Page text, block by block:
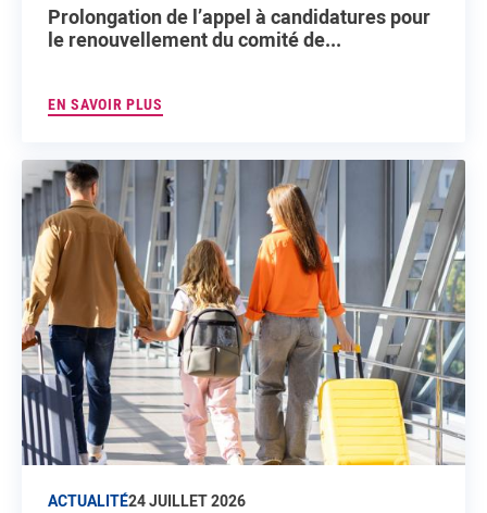
Prolongation de l’appel à candidatures pour
le renouvellement du comité de...
EN SAVOIR PLUS
ACTUALITÉ24 JUILLET 2026